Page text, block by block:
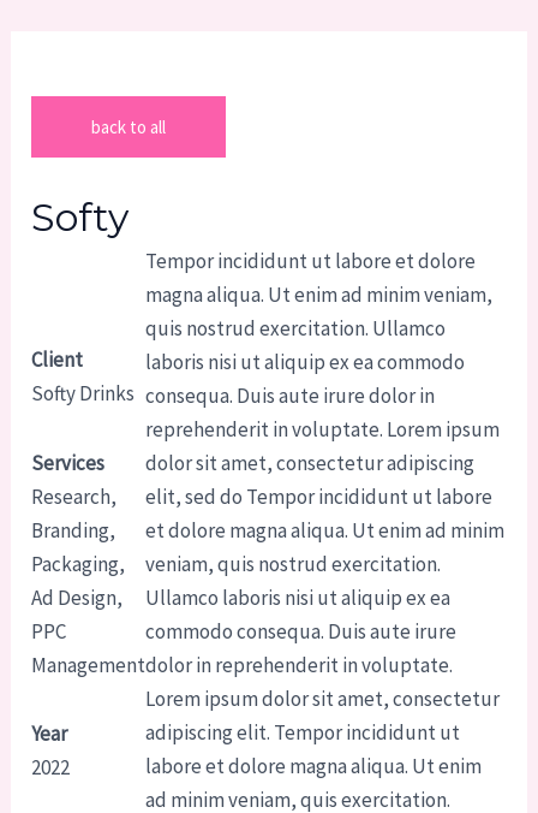
back to all
Softy
Client
Softy Drinks
Services
Research,
Branding,
Packaging,
Ad Design,
PPC
Management
Year
2022
Tempor incididunt ut labore et dolore
magna aliqua. Ut enim ad minim veniam,
quis nostrud exercitation. Ullamco
laboris nisi ut aliquip ex ea commodo
consequa. Duis aute irure dolor in
reprehenderit in voluptate. Lorem ipsum
dolor sit amet, consectetur adipiscing
elit, sed do Tempor incididunt ut labore
et dolore magna aliqua. Ut enim ad minim
veniam, quis nostrud exercitation.
Ullamco laboris nisi ut aliquip ex ea
commodo consequa. Duis aute irure
dolor in reprehenderit in voluptate.
Lorem ipsum dolor sit amet, consectetur
adipiscing elit. Tempor incididunt ut
labore et dolore magna aliqua. Ut enim
ad minim veniam, quis exercitation.